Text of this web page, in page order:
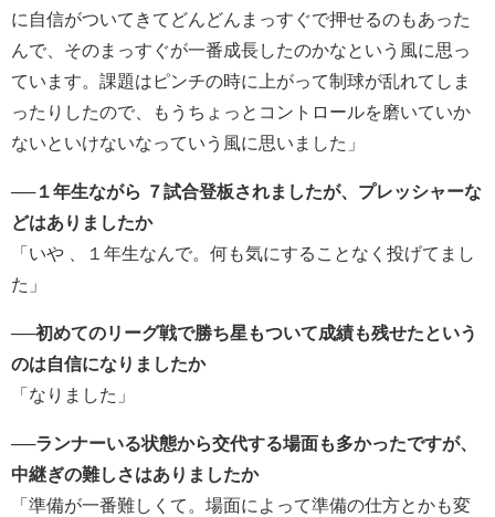
に自信がついてきてどんどんまっすぐで押せるのもあった
んで、そのまっすぐが一番成長したのかなという風に思っ
ています。課題はピンチの時に上がって制球が乱れてしま
ったりしたので、もうちょっとコントロールを磨いていか
ないといけないなっていう風に思いました」
──１年生ながら ７試合登板されましたが、プレッシャーな
どはありましたか
「いや 、１年生なんで。何も気にすることなく投げてまし
た」
──初めてのリーグ戦で勝ち星もついて成績も残せたという
のは自信になりましたか
「なりました」
──ランナーいる状態から交代する場面も多かったですが、
中継ぎの難しさはありましたか
「準備が一番難しくて。場面によって準備の仕方とかも変